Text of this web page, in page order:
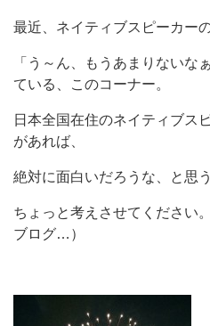
最近、ネイティブスピーカー
「う～ん、もうあまりないな
ている、このコーナー。
日本全国在住のネイティブス
があれば、
絶対に面白いだろうな、と思
ちょっと考えさせてください
ブログ…）